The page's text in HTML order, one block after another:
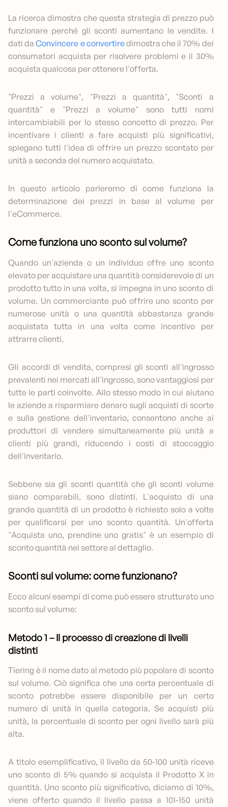
La ricerca dimostra che questa strategia di prezzo può
funzionare perché gli sconti aumentano le vendite. I
dati daConvincere e convertiredimostra che il 70% dei
consumatori acquista per risolvere problemi e il 30%
acquista qualcosa per ottenere l'offerta.
"Prezzi a volume", "Prezzi a quantità", "Sconti a
quantità" e "Prezzi a volume" sono tutti nomi
intercambiabili per lo stesso concetto di prezzo. Per
incentivare i clienti a fare acquisti più significativi,
spiegano tutti l'idea di offrire un prezzo scontato per
unità a seconda del numero acquistato.
In questo articolo parleremo di come funziona la
determinazione dei prezzi in base al volume per
l'eCommerce.
Come funziona uno sconto sul volume?
Quando un'azienda o un individuo offre uno sconto
elevato per acquistare una quantità considerevole di un
prodotto tutto in una volta, si impegna in uno sconto di
volume. Un commerciante può offrire uno sconto per
numerose unità o una quantità abbastanza grande
acquistata tutta in una volta come incentivo per
attrarre clienti.
Gli accordi di vendita, compresi gli sconti all'ingrosso
prevalenti nei mercati all'ingrosso, sono vantaggiosi per
tutte le parti coinvolte. Allo stesso modo in cui aiutano
le aziende a risparmiare denaro sugli acquisti di scorte
e sulla gestione dell'inventario, consentono anche ai
produttori di vendere simultaneamente più unità a
clienti più grandi, riducendo i costi di stoccaggio
dell'inventario.
Sebbene sia gli sconti quantità che gli sconti volume
siano comparabili, sono distinti. L'acquisto di una
grande quantità di un prodotto è richiesto solo a volte
per qualificarsi per uno sconto quantità. Un'offerta
"Acquista uno, prendine uno gratis" è un esempio di
sconto quantità nel settore al dettaglio.
Sconti sul volume: come funzionano?
Ecco alcuni esempi di come può essere strutturato uno
sconto sul volume:
Metodo 1 – Il processo di creazione di livelli
distinti
Tiering è il nome dato al metodo più popolare di sconto
sul volume. Ciò significa che una certa percentuale di
sconto potrebbe essere disponibile per un certo
numero di unità in quella categoria. Se acquisti più
unità, la percentuale di sconto per ogni livello sarà più
alta.
A titolo esemplificativo, il livello da 50-100 unità riceve
uno sconto di 5% quando si acquista il Prodotto X in
quantità. Uno sconto più significativo, diciamo di 10%,
viene offerto quando il livello passa a 101-150 unità